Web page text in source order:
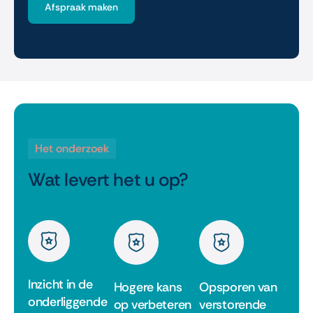
Afspraak maken
Het onderzoek
Wat levert het u op?
Inzicht in de
onderliggende
Hogere kans
op verbeteren
Opsporen van
verstorende